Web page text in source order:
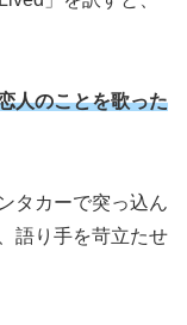
人のことを歌った
タカーで突っ込ん
語り手を苛立たせ